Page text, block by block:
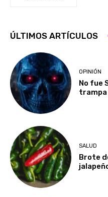
ÚLTIMOS ARTÍCULOS
OPINIÓN
No fue
trampa
SALUD
Brote